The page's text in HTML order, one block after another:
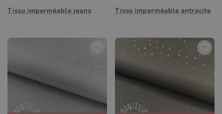
Tissu imperméable jeans Tissu imperméable antracite